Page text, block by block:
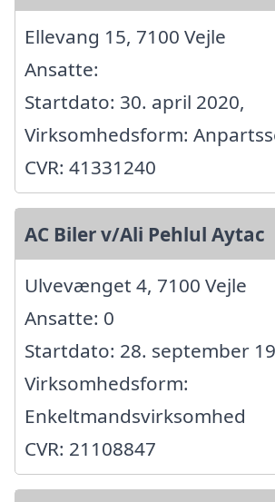
Ellevang 15, 7100 Vejle
Ansatte:
Startdato: 30. april 2020,
Virksomhedsform:
CVR: 41331240
AC Biler v/Ali Pehlul Aytac
Ulvevænget 4, 7100 Vejle
Ansatte: 0
Startdato: 28. september
Virksomhedsform:
Enkeltmandsvirksomhed
CVR: 21108847